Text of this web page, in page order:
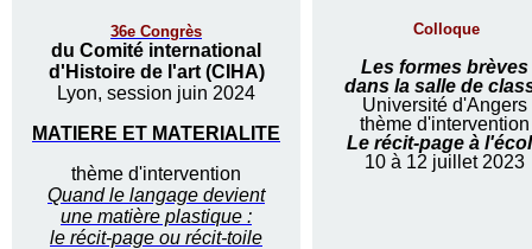
36e Congrès
du Comité international
d'Histoire de l'art (CIHA)
Lyon, session juin 2024
MATIERE ET MATERIALITE
thème d'intervention
Quand le langage devient
une matière plastique :
le récit-page ou récit-toile
Colloque
Les formes brèves
dans la salle de
Université d'Angers
thème d'intervention
Le récit-page à
10 à 12 juillet 2023